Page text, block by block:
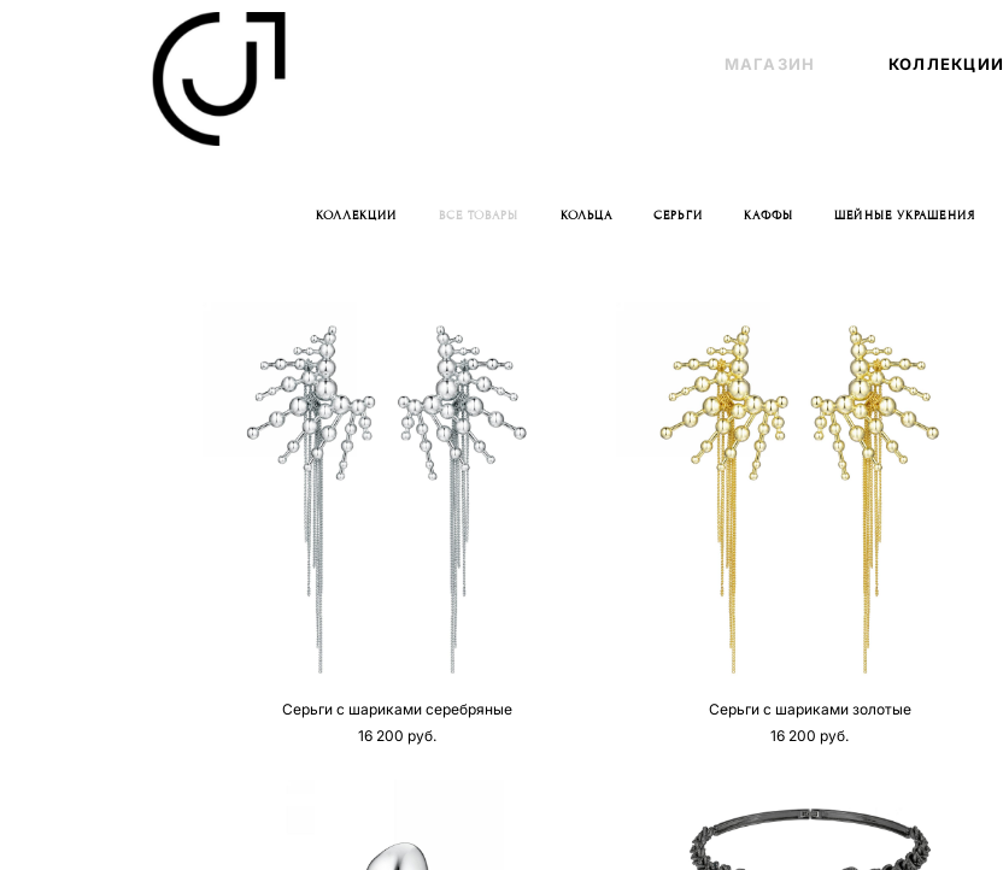
МАГАЗИН КОЛЛЕКЦИИ
МАГАЗИН КОЛЛЕКЦИИ
КОЛЛЕКЦИИ ВСЕ ТОВАРЫ КОЛЬЦА СЕРЬГИ КАФФЫ ШЕЙНЫЕ УКРАШЕНИЯ
Серьги с шариками серебряные
16 200 pуб.
Серьги с шариками золотые
16 200 pуб.